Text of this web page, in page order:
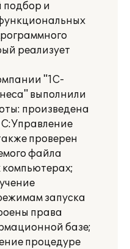
подбор и
реализует
"1С-
выполнили
произведена
проверен
файла
компьютерах;
запуска
права
базе;
процедуре